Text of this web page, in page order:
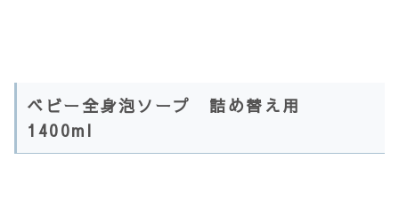
ベビー全身泡ソープ 詰め替え用
1400ml